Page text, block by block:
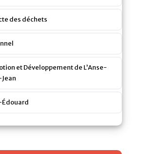
des déchets
et Développement de L’Anse-